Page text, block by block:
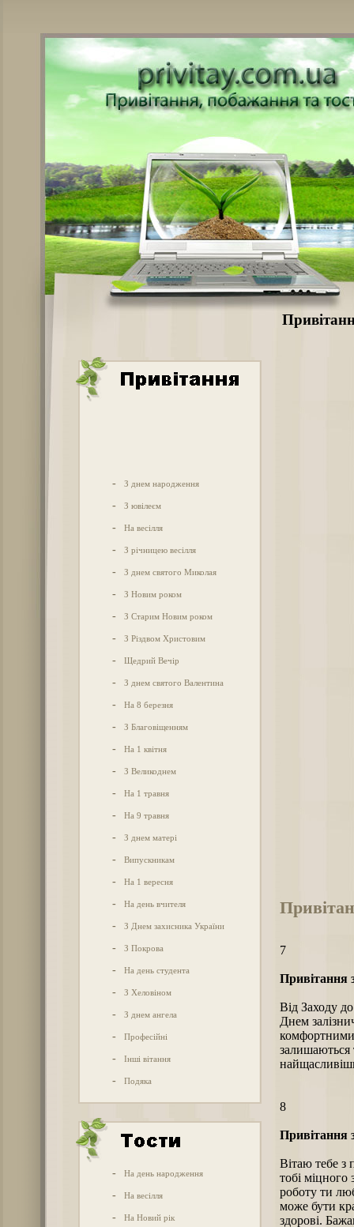
- З днем народження
- З ювілеєм
- На весілля
- З річницею весілля
- З днем святого Миколая
- З Новим роком
- З Старим Новим роком
- З Різдвом Христовим
- Щедрий Вечір
- З днем святого Валентина
- На 8 березня
- З Благовіщенням
- На 1 квітня
- З Великоднем
- На 1 травня
- На 9 травня
- З днем матері
- Випускникам
- На 1 вересня
- На день вчителя
- З Днем захисника України
- З Покрова
- На день студента
- З Хеловіном
- З днем ангела
- Професійні
- Інші вітання
- Подяка
- На день народження
- На весілля
- На Новий рік
7
Привітання
Від Заходу
Днем
комфортними
залишаються
8
Привітання
Вітаю тебе з
тобі
роботу ти
може бути
здорові.